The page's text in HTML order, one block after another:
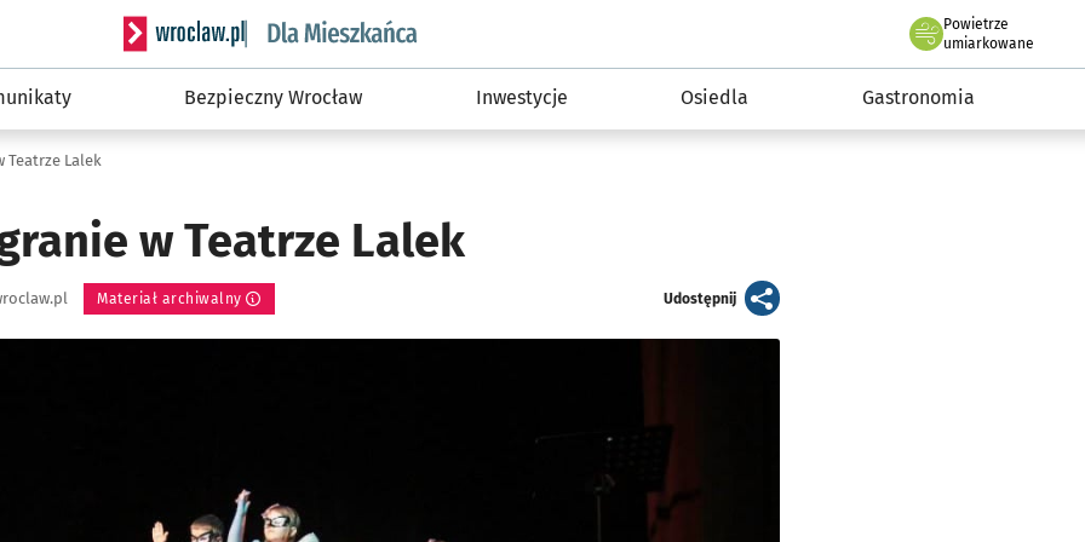
Serwis informacyjny wroclaw.pl podserwis: Dla mieszkańca
Powietrze
we Wrocławiu
umiarkowane
Bezpieczny Wrocław Inwestycje Osiedla Gastronomia
Teatrze Lalek
w Teatrze Lalek
Materiał archiwalny Udostępnijartykuł